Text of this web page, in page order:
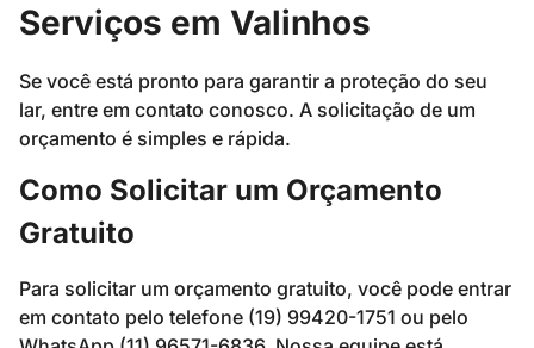
Serviços em Valinhos
Se você está pronto para garantir a proteção do seu
lar, entre em contato conosco. A solicitação de um
orçamento é simples e rápida.
Como Solicitar um Orçamento
Gratuito
Para solicitar um orçamento gratuito, você pode entrar
em contato pelo telefone (19) 99420-1751 ou pelo